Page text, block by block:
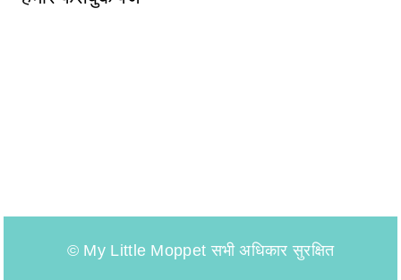
© My Little Moppet सभी अधिकार सुरक्षित